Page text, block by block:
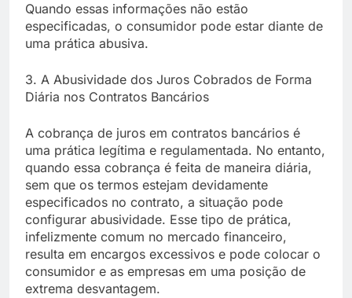
Quando essas informações não estão
especificadas, o consumidor pode estar diante de
uma prática abusiva.
3. A Abusividade dos Juros Cobrados de Forma
Diária nos Contratos Bancários
A cobrança de juros em contratos bancários é
uma prática legítima e regulamentada. No entanto,
quando essa cobrança é feita de maneira diária,
sem que os termos estejam devidamente
especificados no contrato, a situação pode
configurar abusividade. Esse tipo de prática,
infelizmente comum no mercado financeiro,
resulta em encargos excessivos e pode colocar o
consumidor e as empresas em uma posição de
extrema desvantagem.